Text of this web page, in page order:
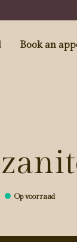
Book an
Op voorraad